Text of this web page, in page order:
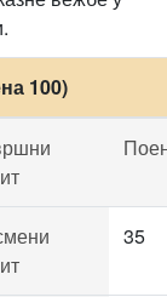
100)
35